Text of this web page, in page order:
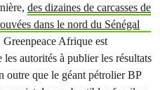
des dizaines de carcasses de
dans le nord du Sénégal
Afrique est
les autorités à publier les résultats
outre que le géant pétrolier BP